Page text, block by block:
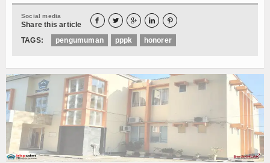
Cari Data PPPK
Cari Data Honorer / Non ASN
Dashboard Pimpinan
Infografis Data ASN
IPM Bantaeng Tahun 2023
Data ASN - 2023 (BPS)
Social media
Share this article     
TAGS: pengumuman pppk honorer